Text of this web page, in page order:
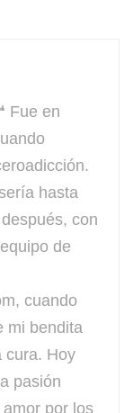
Fue en
hasta
con
de
cuando
mi bendita
cura. Hoy
pasión
por los